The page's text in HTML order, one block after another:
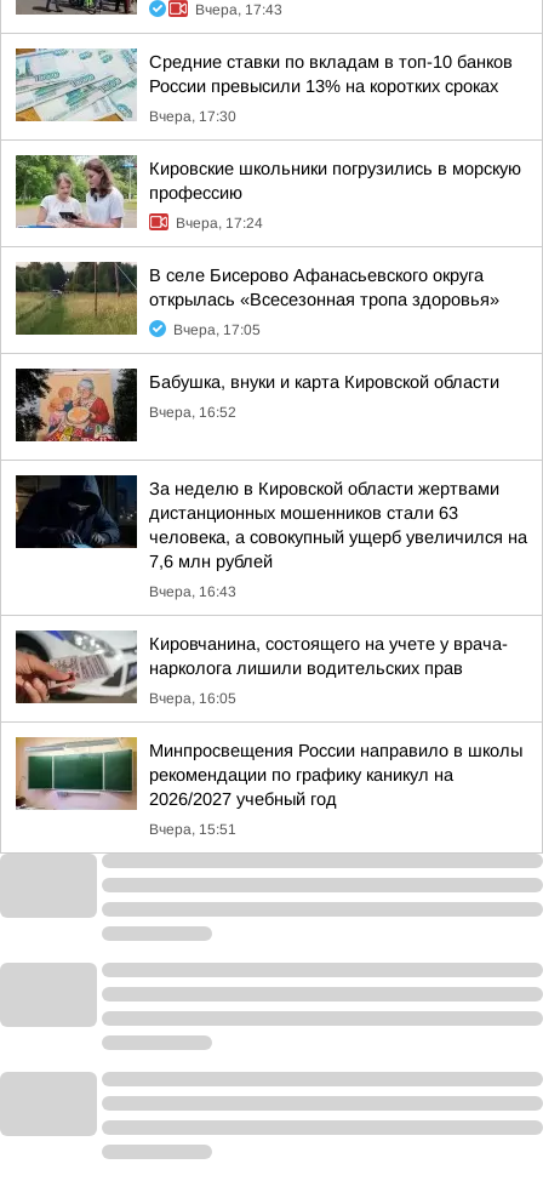
Вчера, 17:43
Средние ставки по вкладам в топ-10 банков
России превысили 13% на коротких сроках
Вчера, 17:30
Кировские школьники погрузились в морскую
профессию
Вчера, 17:24
В селе Бисерово Афанасьевского округа
открылась «Всесезонная тропа здоровья»
Вчера, 17:05
Бабушка, внуки и карта Кировской области
Вчера, 16:52
За неделю в Кировской области жертвами
дистанционных мошенников стали 63
человека, а совокупный ущерб увеличился на
7,6 млн рублей
Вчера, 16:43
Кировчанина, состоящего на учете у врача-
нарколога лишили водительских прав
Вчера, 16:05
Минпросвещения России направило в школы
рекомендации по графику каникул на
2026/2027 учебный год
Вчера, 15:51